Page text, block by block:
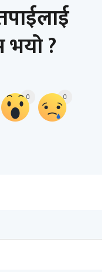
?
0 0